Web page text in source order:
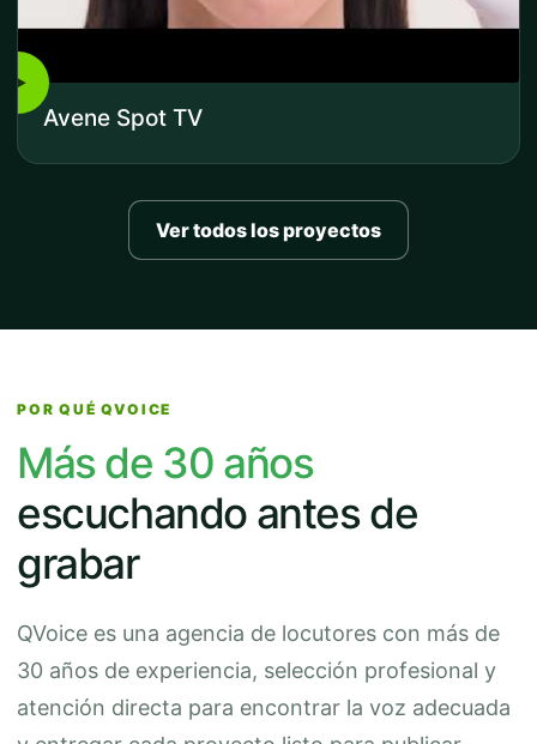
▶
Avene Spot TV
Ver todos los proyectos
POR QUÉ QVOICE
Más de 30 años
escuchando antes de
grabar
QVoice es una agencia de locutores con más de
30 años de experiencia, selección profesional y
atención directa para encontrar la voz adecuada